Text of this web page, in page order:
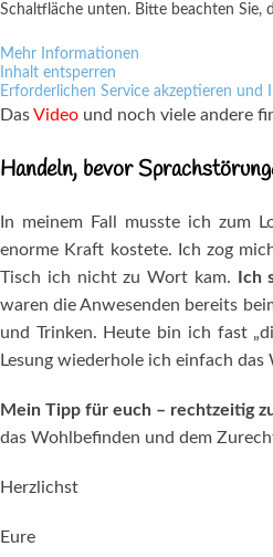
Schaltfläche unten. Bitte beachten Sie,
Mehr Informationen
Inhalt entsperren
Erforderlichen Service akzeptieren und
DasVideo und noch viele andere
Handeln, bevor
In meinem Fall musste ich zum
enorme Kraft kostete. Ich zog
Tisch ich nicht zu Wort kam.
Ich
waren die Anwesenden bereits
und Trinken. Heute bin ich fast
Lesung wiederhole ich einfach das
Mein Tipp für euch – rechtzeitig
das Wohlbefinden und dem
Herzlichst
Eure